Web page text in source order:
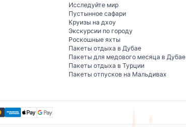
Исследуйте мир
Пустынное сафари
Круизы на дхоу
Экскурсии по городу
Роскошные яхты
Пакеты отдыха в Дубае
Пакеты для медового месяца в Дубае
Пакеты отдыха в Турции
Пакеты отпусков на Мальдивах